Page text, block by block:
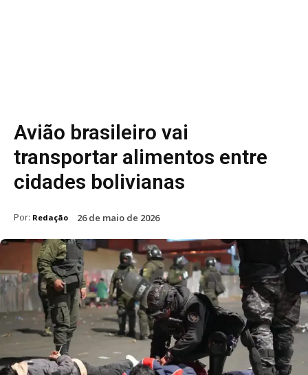
Avião brasileiro vai
transportar alimentos entre
cidades bolivianas
Por: Redação 26 de maio de 2026